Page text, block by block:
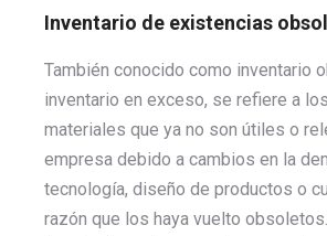
Inventario de existencias
También conocido como inventario
inventario en exceso, se refiere a
materiales que ya no son útiles o
empresa debido a cambios en la
tecnología, diseño de productos o
razón que los haya vuelto